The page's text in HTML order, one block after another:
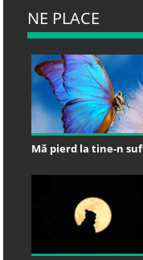
NE PLACE
Mă pierd la tine-n